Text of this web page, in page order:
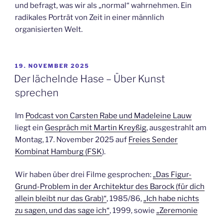
und befragt, was wir als „normal“ wahrnehmen. Ein
radikales Porträt von Zeit in einer männlich
organisierten Welt.
VERÖFFENTLICHT
AM
19. NOVEMBER 2025
Der lächelnde Hase – Über Kunst
sprechen
Im Podcast von Carsten Rabe und Madeleine Lauw
liegt ein Gespräch mit Martin Kreyßig, ausgestrahlt am
Montag, 17. November 2025 auf Freies Sender
Kombinat Hamburg (FSK).
Wir haben über drei Filme gesprochen:„Das Figur-
Grund-Problem in der Architektur des Barock (für dich
allein bleibt nur das Grab)“, 1985/86,„Ich habe nichts
zu sagen, und das sage ich“, 1999, sowie „Zeremonie